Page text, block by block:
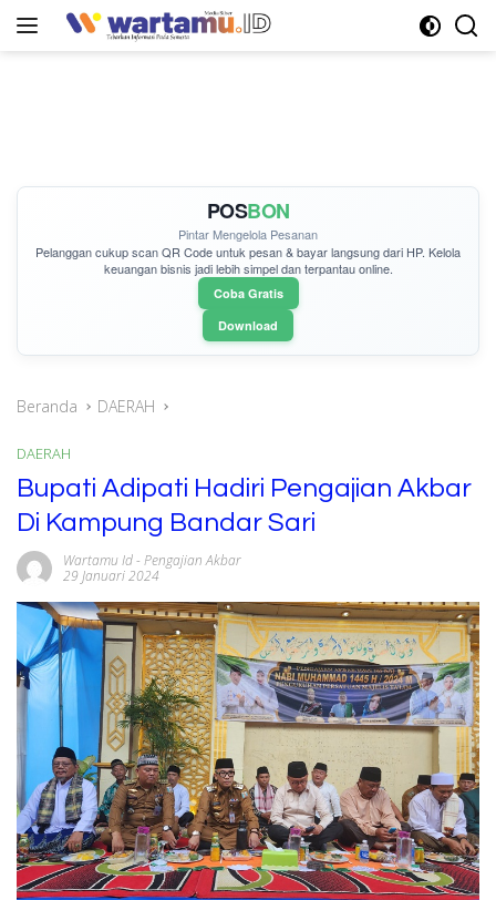
POSBON
Pintar Mengelola Pesanan
Pelanggan cukupscan QR Codeuntuk pesan & bayar langsung dari HP. Kelola
keuangan bisnis jadi lebih simpel dan terpantau online.
Coba Gratis
Download
Beranda DAERAH
DAERAH
Bupati Adipati Hadiri Pengajian Akbar
Di Kampung Bandar Sari
Wartamu Id- Pengajian Akbar
29 Januari 2024